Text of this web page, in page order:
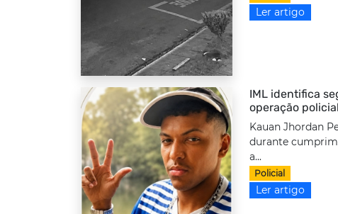
Ler artigo
IML identifica
operação
Kauan Jhordan
durante
a...
Policial
Ler artigo